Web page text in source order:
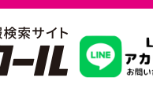
習いたいこ